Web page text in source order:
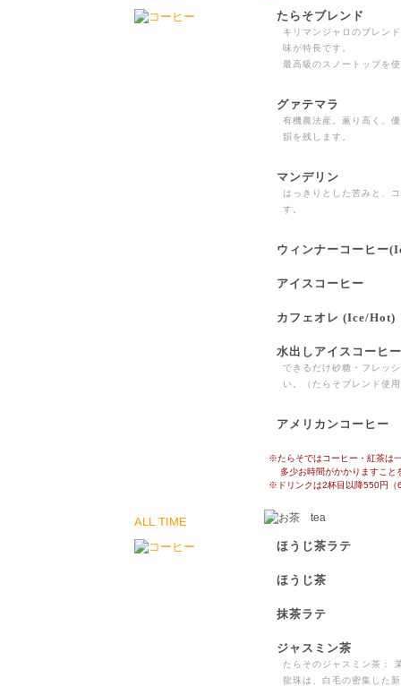
たらそブレンド
キリマンジャロのブレン
味が特長です。
最高級のスノートップを
グァテマラ
有機農法産。薫り高く、
韻を残します。
マンデリン
はっきりとした苦みと、
す。
ウィンナーコーヒー
アイスコーヒー
カフェオレ (Ice/Hot)
水出しアイスコーヒ
できるだけ砂糖・フレッ
い。（たらそブレンド使
アメリカンコーヒー
※たらそではコーヒー・紅茶は
多少お時間がかかりますこと
※ドリンクは2杯目以降550円（
ALL TIME
ほうじ茶ラテ
ほうじ茶
抹茶ラテ
ジャスミン茶
たらそのジャスミン茶：
龍珠は、白毛の密集した